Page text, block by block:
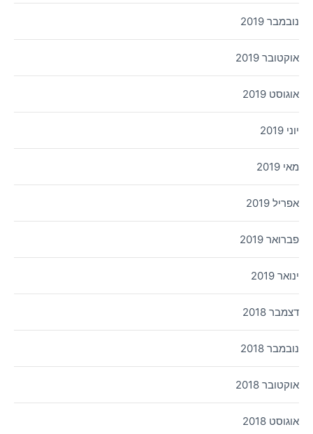
נובמבר 2019
אוקטובר 2019
אוגוסט 2019
יוני 2019
מאי 2019
אפריל 2019
פברואר 2019
ינואר 2019
דצמבר 2018
נובמבר 2018
אוקטובר 2018
אוגוסט 2018